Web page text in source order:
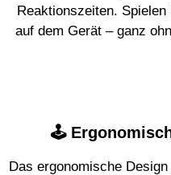
Reaktionszeiten.
auf dem Gerät – ganz
🕹️
Das ergonomische